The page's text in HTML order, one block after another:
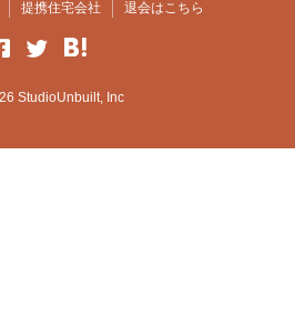
提携住宅会社 退会はこちら
StudioUnbuilt, Inc